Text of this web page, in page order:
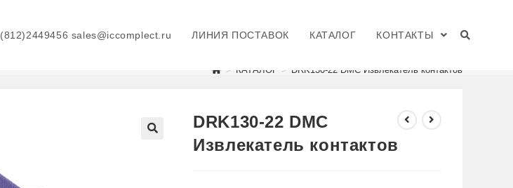
(812)2449456 sales@iccomplect.ru ЛИНИЯ ПОСТАВОК КАТАЛОГ КОНТАКТЫ
> КАТАЛОГ > DRK130-22 DMC Извлекатель контактов
DRK130-22 DMC
Извлекатель контактов